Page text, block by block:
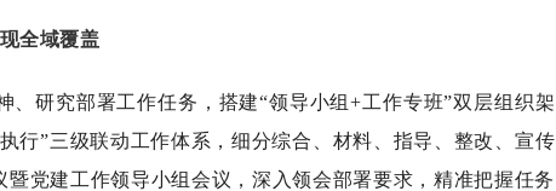
全域覆盖
、研究部署工作任务，搭建“领导小组+工作专班”双层组织架
行”三级联动工作体系，细分综合、材料、指导、整改、宣传
党建工作领导小组会议，深入领会部署要求，精准把握任务